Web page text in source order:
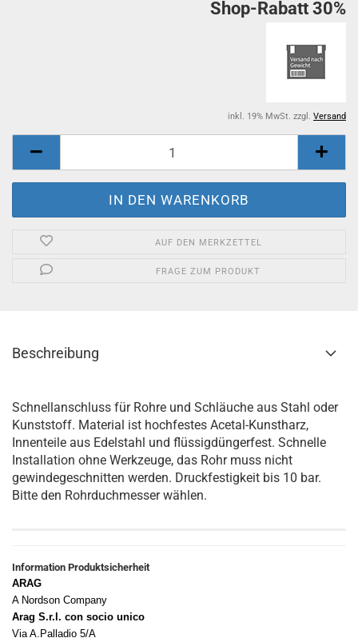
Shop-Rabatt 30%
inkl. 19% MwSt. zzgl. Versand
AUF DEN MERKZETTEL
FRAGE ZUM PRODUKT
Beschreibung
Schnellanschluss für Rohre und Schläuche aus Stahl oder
Kunststoff. Material ist hochfestes Acetal-Kunstharz,
Innenteile aus Edelstahl und flüssigdüngerfest. Schnelle
Installation ohne Werkzeuge, das Rohr muss nicht
gewindegeschnitten werden. Druckfestigkeit bis 10 bar.
Bitte den Rohrduchmesser wählen.
Information Produktsicherheit
ARAG
A Nordson Company
Arag S.r.l. con socio unico
Via A.Palladio 5/A